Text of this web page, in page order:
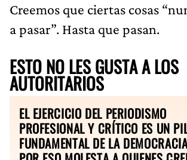
Creemos que ciertas cosas
a pasar”. Hasta que pasan.
ESTO NO LES GUSTA A LOS
AUTORITARIOS
EL EJERCICIO DEL PERIODISMO
PROFESIONAL Y CRÍTICO ES UN
FUNDAMENTAL DE LA